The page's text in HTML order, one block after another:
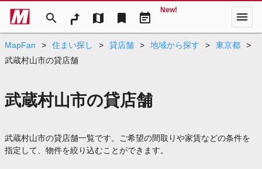
search map bookmark event_note
New! menu
MapFan > 住まい探し > 貸店舗 > 地域から探す > 東京都
>
武蔵村山市の貸店舗
武蔵村山市の貸店舗
武蔵村山市の貸店舗一覧です。ご希望の間取りや家賃などの条件を
指定して、物件を絞り込むことができます。